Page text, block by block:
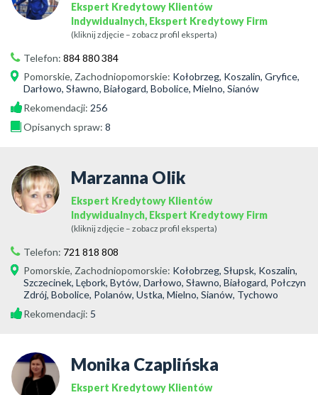
Ekspert Kredytowy Klientów
Indywidualnych, Ekspert Kredytowy Firm
(kliknij zdjęcie – zobacz profil eksperta)
Telefon: 884 880 384
Pomorskie, Zachodniopomorskie: Kołobrzeg, Koszalin, Gryfice,
Darłowo, Sławno, Białogard, Bobolice, Mielno, Sianów
Rekomendacji: 256
Opisanych spraw: 8
Marzanna Olik
Ekspert Kredytowy Klientów
Indywidualnych, Ekspert Kredytowy Firm
(kliknij zdjęcie – zobacz profil eksperta)
Telefon: 721 818 808
Pomorskie, Zachodniopomorskie: Kołobrzeg, Słupsk, Koszalin,
Szczecinek, Lębork, Bytów, Darłowo, Sławno, Białogard, Połczyn
Zdrój, Bobolice, Polanów, Ustka, Mielno, Sianów, Tychowo
Rekomendacji: 5
Monika Czaplińska
Ekspert Kredytowy Klientów